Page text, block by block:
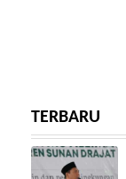
TERBARU